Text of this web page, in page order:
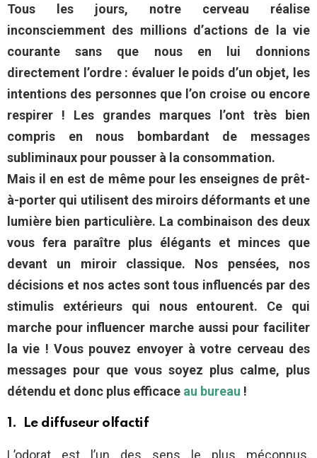
Tous les jours, notre cerveau réalise
inconsciemment des millions d’actions de la vie
courante sans que nous en lui donnions
directement l’ordre : évaluer le poids d’un objet, les
intentions des personnes que l’on croise ou encore
respirer ! Les grandes marques l’ont très bien
compris en nous bombardant de messages
subliminaux pour pousser à la consommation.
Mais il en est de même pour les enseignes de prêt-
à-porter qui utilisent des miroirs déformants et une
lumière bien particulière. La combinaison des deux
vous fera paraître plus élégants et minces que
devant un miroir classique. Nos pensées, nos
décisions et nos actes sont tous influencés par des
stimulis extérieurs qui nous entourent. Ce qui
marche pour influencer marche aussi pour faciliter
la vie ! Vous pouvez envoyer à votre cerveau des
messages pour que vous soyez plus calme, plus
détendu et donc plus efficace au bureau !
1. Le diffuseur olfactif
L’odorat est l’un des sens le plus méconnus.